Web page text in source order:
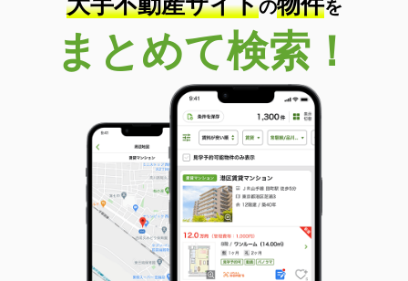
北海道北広島市朝日町３
4,980万円
北海道北広島市朝日町３
用途地域 １種低層
土地面積
960.68m²
北海道北広島市山手町１
価 格
1,280万円
住 所
北海道北広島市山手町１
用途地域
１種低層
土地面積 336m²
の を
まとめて検索！